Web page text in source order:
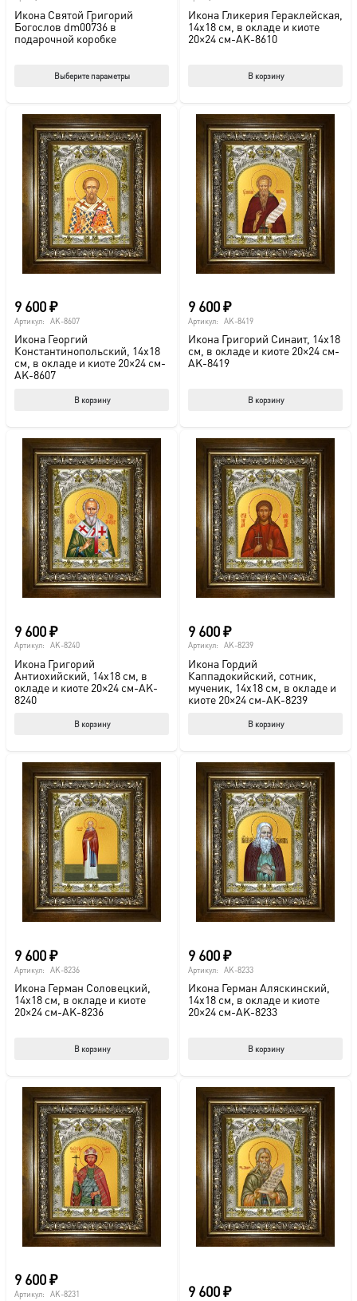
Икона Святой Григорий
Богослов dm00736 в
подарочной коробке
Выберите параметры
Икона Гликерия Гераклейская,
14х18 см, в окладе и киоте
20×24 см-AK-8610
В корзину
9 600₽
Артикул: AK-8607
Икона Георгий
Константинопольский, 14х18
см, в окладе и киоте 20×24 см-
AK-8607
В корзину
9 600₽
Артикул: AK-8419
Икона Григорий Синаит, 14х18
см, в окладе и киоте 20×24 см-
AK-8419
В корзину
9 600₽
Артикул: AK-8240
Икона Григорий
Антиохийский, 14х18 см, в
окладе и киоте 20×24 см-AK-
8240
В корзину
9 600₽
Артикул: AK-8239
Икона Гордий
Каппадокийский, сотник,
мученик, 14х18 см, в окладе и
киоте 20×24 см-AK-8239
В корзину
9 600₽
Артикул: AK-8236
Икона Герман Соловецкий,
14х18 см, в окладе и киоте
20×24 см-AK-8236
В корзину
9 600₽
Артикул: AK-8233
Икона Герман Аляскинский,
14х18 см, в окладе и киоте
20×24 см-AK-8233
В корзину
9 600₽
Артикул: AK-8231 9 600₽